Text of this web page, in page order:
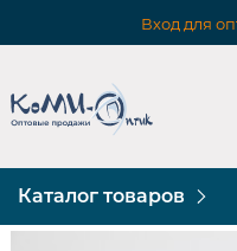
Вход для
Каталог товаров